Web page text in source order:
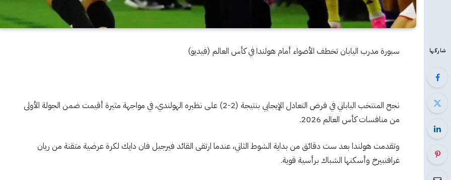
شاركها سبورة مدرب اليابان تخطف الأضواء أمام هولندا في كأس العالم (فيديو)
نجح المنتخب الياباني في فرض التعادل الإيجابي بنتيجة (2-2) على نظيره الهولندي، في مواجهة مثيرة أقيمت ضمن الجولة الأولى
من منافسات كأس العالم 2026.
وتقدمت هولندا بعد ست دقائق من بداية الشوط الثاني، عندما ارتقى القائد فيرجيل فان دايك لكرة عرضية متقنة من ريان
غرافنبيرخ وأسكنها الشباك برأسية قوية.